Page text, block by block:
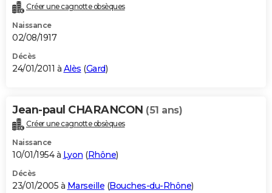
Créer une cagnotte obsèques
Naissance
02/08/1917
Décès
24/01/2011 à Alès (Gard)
Jean-paul CHARANCON (51 ans)
Créer une cagnotte obsèques
Naissance
10/01/1954 à Lyon (Rhône)
Décès
23/01/2005 à Marseille (Bouches-du-Rhône)